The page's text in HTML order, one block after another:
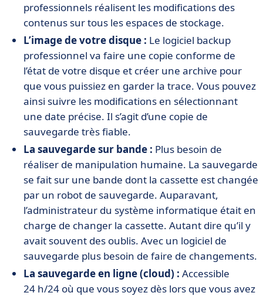
professionnels réalisent les modifications des
contenus sur tous les espaces de stockage.
L’image de votre disque : Le logiciel backup
professionnel va faire une copie conforme de
l’état de votre disque et créer une archive pour
que vous puissiez en garder la trace. Vous pouvez
ainsi suivre les modifications en sélectionnant
une date précise. Il s’agit d’une copie de
sauvegarde très fiable.
La sauvegarde sur bande : Plus besoin de
réaliser de manipulation humaine. La sauvegarde
se fait sur une bande dont la cassette est changée
par un robot de sauvegarde. Auparavant,
l’administrateur du système informatique était en
charge de changer la cassette. Autant dire qu’il y
avait souvent des oublis. Avec un logiciel de
sauvegarde plus besoin de faire de changements.
La sauvegarde en ligne (cloud) : Accessible
24 h/24 où que vous soyez dès lors que vous avez